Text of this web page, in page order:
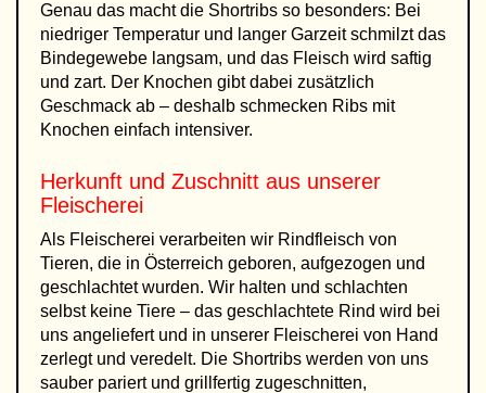
Genau das macht die Shortribs so besonders: Bei
niedriger Temperatur und langer Garzeit schmilzt das
Bindegewebe langsam, und das Fleisch wird saftig
und zart. Der Knochen gibt dabei zusätzlich
Geschmack ab – deshalb schmecken Ribs mit
Knochen einfach intensiver.
Herkunft und Zuschnitt aus unserer
Fleischerei
Als Fleischerei verarbeiten wir Rindfleisch von
Tieren, die in Österreich geboren, aufgezogen und
geschlachtet wurden. Wir halten und schlachten
selbst keine Tiere – das geschlachtete Rind wird bei
uns angeliefert und in unserer Fleischerei von Hand
zerlegt und veredelt. Die Shortribs werden von uns
sauber pariert und grillfertig zugeschnitten,